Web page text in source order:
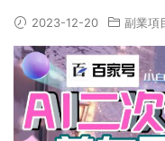
2023-12-20 副業項